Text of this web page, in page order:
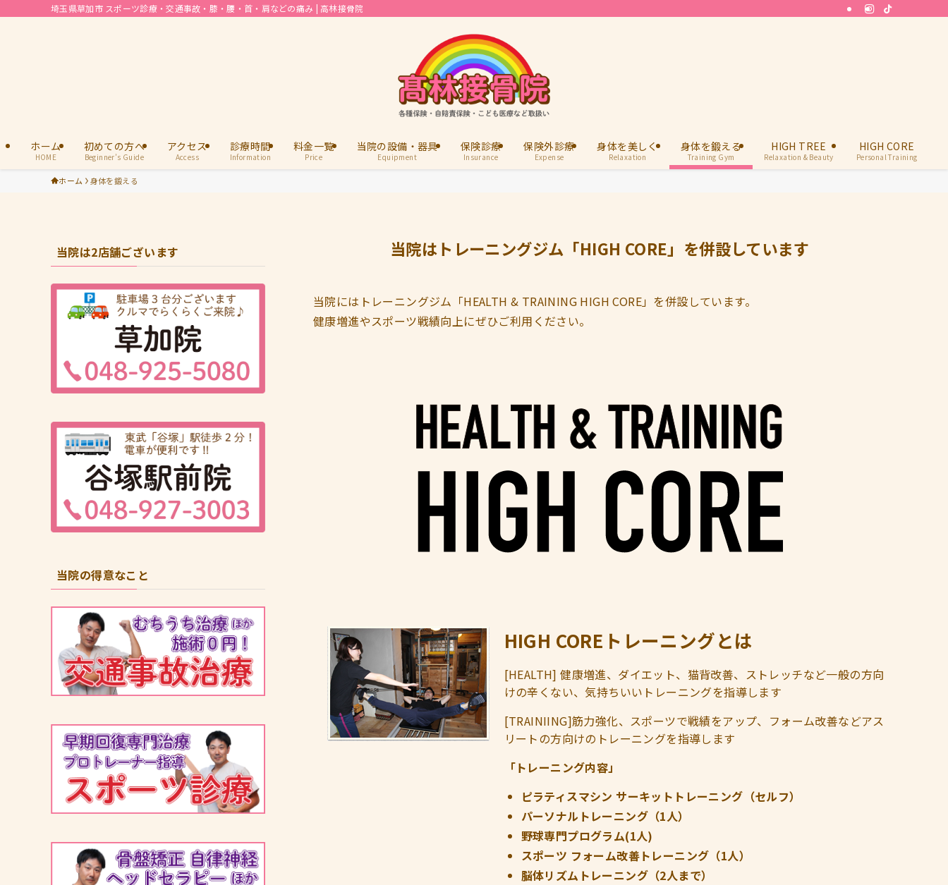
埼玉県草加市 スポーツ診療・交通事故・膝・腰・首・肩などの痛み | 高林接骨院
ホーム
HOME
初めての方へ
Beginner’s Guide
アクセス
Access
診療時間
Information
料金一覧
Price
当院の設備・器具
Equipment
保険診療
Insurance
保険外診療
Expense
身体を美しく
Relaxation
身体を鍛える
Training Gym
HIGH TREE
Relaxation & Beauty
HIGH CORE
Personal Training
ホーム 身体を鍛える
当院はトレーニングジム「HIGH CORE」を併設しています
当院にはトレーニングジム「HEALTH & TRAINING HIGH CORE」を併設しています。
健康増進やスポーツ戦績向上にぜひご利用ください。
HIGH COREトレーニングとは
[HEALTH] 健康増進、ダイエット、猫背改善、ストレッチなど一般の方向
けの辛くない、気持ちいいトレーニングを指導します
[TRAINIING]筋力強化、スポーツで戦績をアップ、フォーム改善などアス
リートの方向けのトレーニングを指導します
「トレーニング内容」
ピラティスマシン サーキットトレーニング（セルフ）
パーソナルトレーニング（1人）
野球専門プログラム(1人)
スポーツ フォーム改善トレーニング（1人）
脳体リズムトレーニング（2人まで）
当院は2店舗ございます
当院の得意なこと